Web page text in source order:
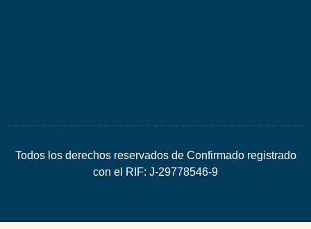
Todos los derechos reservados de Confirmado registrado
con el RIF: J-29778546-9